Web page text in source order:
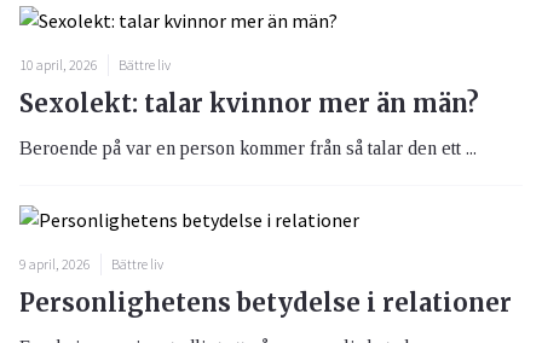
10 april, 2026 Bättre liv
Sexolekt: talar kvinnor mer än män?
Beroende på var en person kommer från så talar den ett ...
9 april, 2026 Bättre liv
Personlighetens betydelse i relationer